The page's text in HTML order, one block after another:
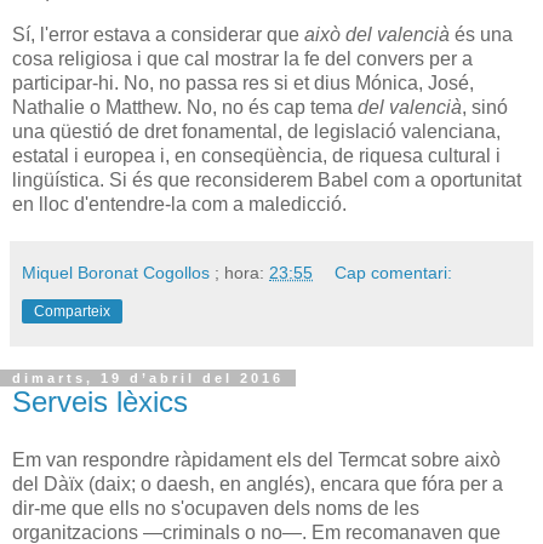
Sí, l'error estava a considerar que això del valencià és una
cosa religiosa i que cal mostrar la fe del convers per a
participar-hi. No, no passa res si et dius Mónica, José,
Nathalie o Matthew. No, no és cap tema del valencià, sinó
una qüestió de dret fonamental, de legislació valenciana,
estatal i europea i, en conseqüència, de riquesa cultural i
lingüística. Si és que reconsiderem Babel com a oportunitat
en lloc d'entendre-la com a maledicció.
Miquel Boronat Cogollos ; hora: 23:55 Cap comentari:
Comparteix
dimarts, 19 d’abril del 2016
Serveis lèxics
Em van respondre ràpidament els del Termcat sobre això
del Dàïx (daix; o daesh, en anglés), encara que fóra per a
dir-me que ells no s'ocupaven dels noms de les
organitzacions —criminals o no—. Em recomanaven que